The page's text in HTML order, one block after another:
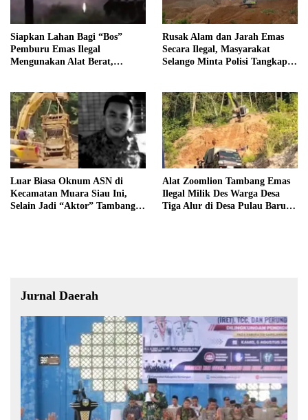
Siapkan Lahan Bagi “Bos”
Pemburu Emas Ilegal
Mengunakan Alat Berat,
Terancam di Pecat
Rusak Alam dan Jarah Emas
Secara Ilegal, Masyarakat
Selango Minta Polisi Tangkap
Luar Biasa Oknum ASN di
Kecamatan Muara Siau Ini,
Selain Jadi “Aktor” Tambang
Alat Zoomlion Tambang Emas
Ilegal Milik Des Warga Desa
Tiga Alur di Desa Pulau Baru
Jurnal Daerah